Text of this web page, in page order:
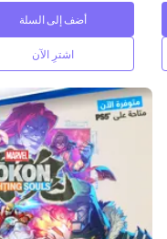
أضف إلى السلة
اشترِ الآن